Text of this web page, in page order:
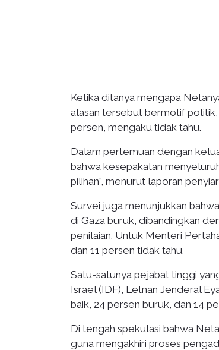
Ketika ditanya mengapa
alasan tersebut bermotif politik,
persen, mengaku tidak tahu.
Dalam pertemuan dengan
bahwa kesepakatan
pilihan”, menurut laporan
Survei juga menunjukkan
di Gaza buruk, dibandingkan
penilaian. Untuk Menteri
dan 11 persen tidak tahu.
Satu-satunya pejabat tinggi
Israel (IDF), Letnan Jenderal
baik, 24 persen buruk, dan 14
Di tengah spekulasi bahwa
guna mengakhiri proses